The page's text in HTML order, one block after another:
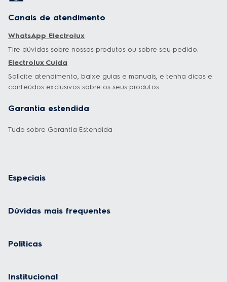
Canais de atendimento
WhatsApp Electrolux
Tire dúvidas sobre nossos produtos ou sobre seu pedido.
Electrolux Cuida
Solicite atendimento, baixe guias e manuais, e tenha dicas e
conteúdos exclusivos sobre os seus produtos.
Garantia estendida
Tudo sobre Garantia Estendida
Especiais
Dúvidas mais frequentes
Políticas
Institucional